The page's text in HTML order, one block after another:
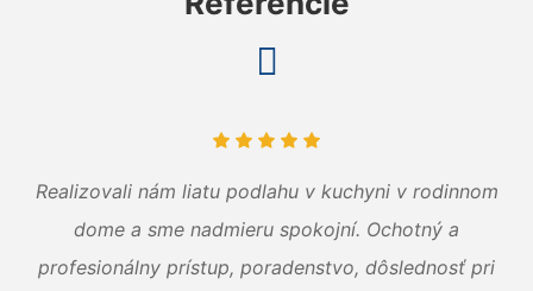
Realizovali nám liatu podlahu v kuchyni v rodinnom
dome a sme nadmieru spokojní. Ochotný a
profesionálny prístup, poradenstvo, dôslednosť pri